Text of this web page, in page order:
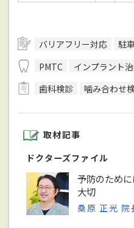
バリアフリー対応 駐
PMTC
インプラント
歯科検診
噛み合わせ
取材記事
ドクターズファイル
予防のため
大切
桑原 正光 院